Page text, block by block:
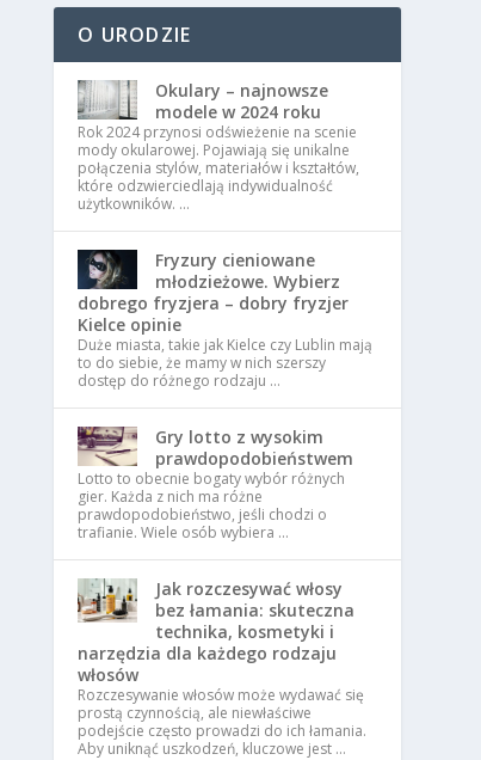
O URODZIE
Okulary – najnowsze
modele w 2024 roku
Rok 2024 przynosi odświeżenie na scenie
mody okularowej. Pojawiają się unikalne
połączenia stylów, materiałów i kształtów,
które odzwierciedlają indywidualność
użytkowników. …
Fryzury cieniowane
młodzieżowe. Wybierz
dobrego fryzjera – dobry fryzjer
Kielce opinie
Duże miasta, takie jak Kielce czy Lublin mają
to do siebie, że mamy w nich szerszy
dostęp do różnego rodzaju …
Gry lotto z wysokim
prawdopodobieństwem
Lotto to obecnie bogaty wybór różnych
gier. Każda z nich ma różne
prawdopodobieństwo, jeśli chodzi o
trafianie. Wiele osób wybiera …
Jak rozczesywać włosy
bez łamania: skuteczna
technika, kosmetyki i
narzędzia dla każdego rodzaju
włosów
Rozczesywanie włosów może wydawać się
prostą czynnością, ale niewłaściwe
podejście często prowadzi do ich łamania.
Aby uniknąć uszkodzeń, kluczowe jest …